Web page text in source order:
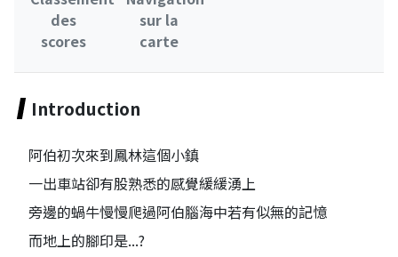
des
scores
sur la
carte
Introduction
阿伯初次來到鳳林這個小鎮
一出車站卻有股熟悉的感覺緩緩湧上
旁邊的蝸牛慢慢爬過阿伯腦海中若有似無的記憶
而地上的腳印是...?